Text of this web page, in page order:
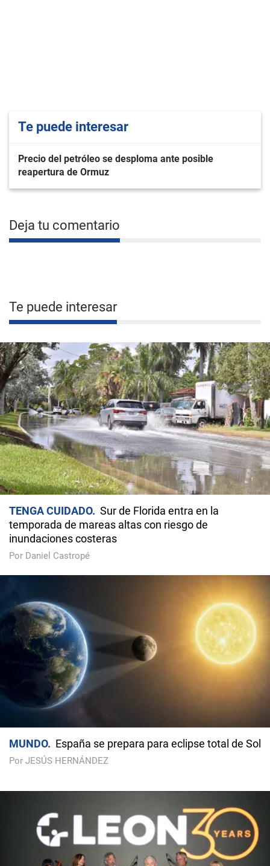
Te puede interesar
Precio del petróleo se desploma ante posible
reapertura de Ormuz
Deja tu comentario
Te puede interesar
TENGA CUIDADO
Sur de Florida entra en la
temporada de mareas altas con riesgo de
inundaciones costeras
Por Daniel Castropé
MUNDO España se prepara para eclipse total de Sol
Por JESÚS HERNÁNDEZ